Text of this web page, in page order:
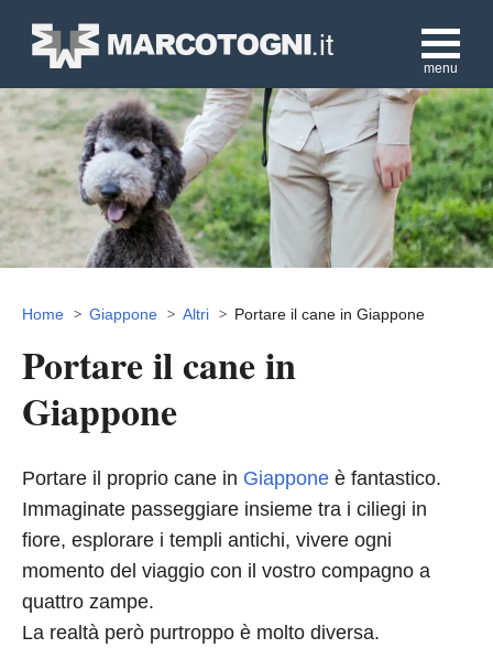
menu
Home Giappone Altri Portare il cane in Giappone
Portare il cane in
Giappone
Portare il proprio cane in Giappone è fantastico.
Immaginate passeggiare insieme tra i ciliegi in
fiore, esplorare i templi antichi, vivere ogni
momento del viaggio con il vostro compagno a
quattro zampe.
La realtà però purtroppo è molto diversa.